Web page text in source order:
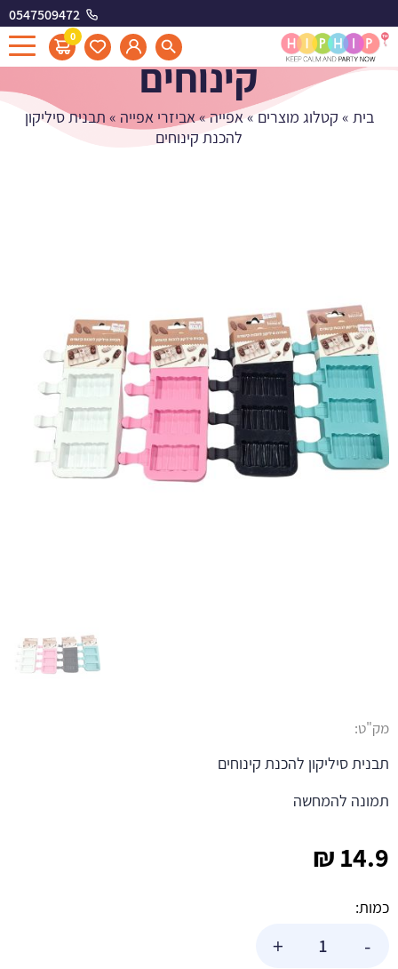
0547509472
0
תבנית סיליקון להכנת
קינוחים
בית » קטלוג מוצרים »אפייה»אביזרי אפייה » תבנית סיליקון
להכנת קינוחים
14.9
₪
כמות:
-
+
מק"ט:
תבנית סיליקון להכנת קינוחים
תמונה להמחשה